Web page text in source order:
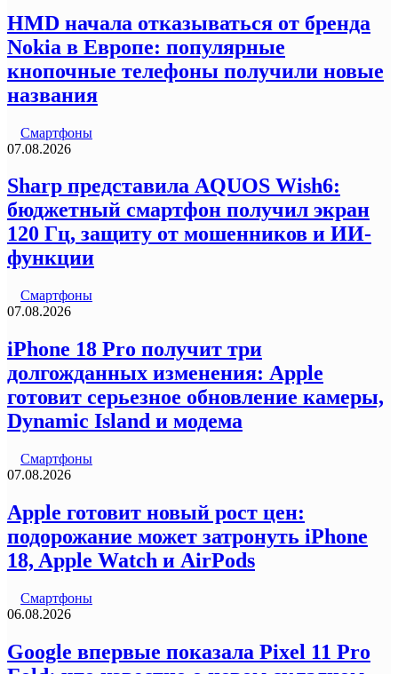
HMD начала отказываться от бренда
Nokia в Европе: популярные
кнопочные телефоны получили новые
названия
Смартфоны
07.08.2026
Sharp представила AQUOS Wish6:
бюджетный смартфон получил экран
120 Гц, защиту от мошенников и ИИ-
функции
Смартфоны
07.08.2026
iPhone 18 Pro получит три
долгожданных изменения: Apple
готовит серьезное обновление камеры,
Dynamic Island и модема
Смартфоны
07.08.2026
Apple готовит новый рост цен:
подорожание может затронуть iPhone
18, Apple Watch и AirPods
Смартфоны
06.08.2026
Google впервые показала Pixel 11 Pro